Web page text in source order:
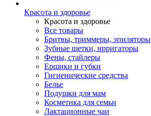
Красота и здоровье
Красота и здоровье
Все товары
Бритвы, триммеры, эпиляторы
Зубные щетки, ирригаторы
Фены, стайлеры
Ершики и губки
Гигиенические средства
Белье
Подушки для мам
Косметика для семьи
Лактационные чаи